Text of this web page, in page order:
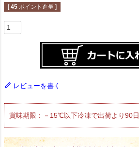
[ 45 ポイント進呈 ]
レビューを書く
賞味期限：－15℃以下冷凍で出荷より90日